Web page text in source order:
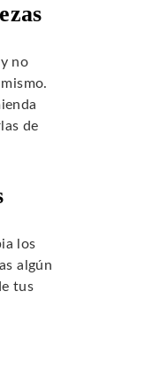
no
de
los
algún
tus